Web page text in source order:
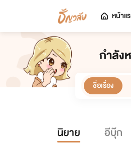
หน้าแ
กำลัง
ชื่อเรื่อง
นิยาย อีบุ๊ก